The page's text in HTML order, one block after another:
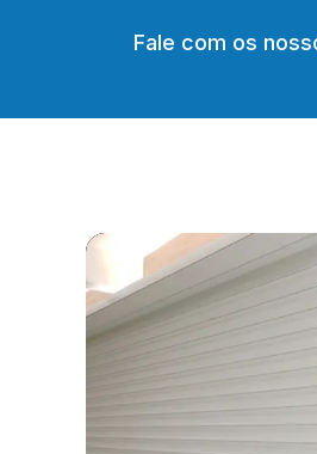
Fale com os